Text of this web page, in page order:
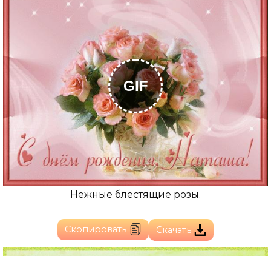
GIF
Нежные блестящие розы.
Скопировать Скачать